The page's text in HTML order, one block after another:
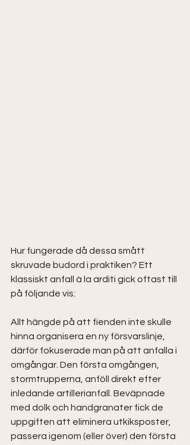
Hur fungerade då dessa smått
skruvade budord i praktiken? Ett
klassiskt anfall à la arditi gick oftast till
på följande vis:
Allt hängde på att fienden inte skulle
hinna organisera en ny försvarslinje,
därför fokuserade man på att anfalla i
omgångar. Den första omgången,
stormtrupperna, anföll direkt efter
inledande artillerianfall. Beväpnade
med dolk och handgranater fick de
uppgiften att eliminera utkiksposter,
passera igenom (eller över) den första